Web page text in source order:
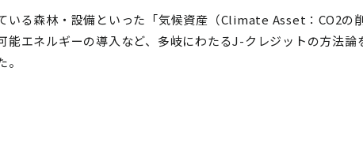
いる森林・設備といった「気候資産（Climate Asset：CO2の
エネルギーの導入など、多岐にわたるJ-クレジットの方法